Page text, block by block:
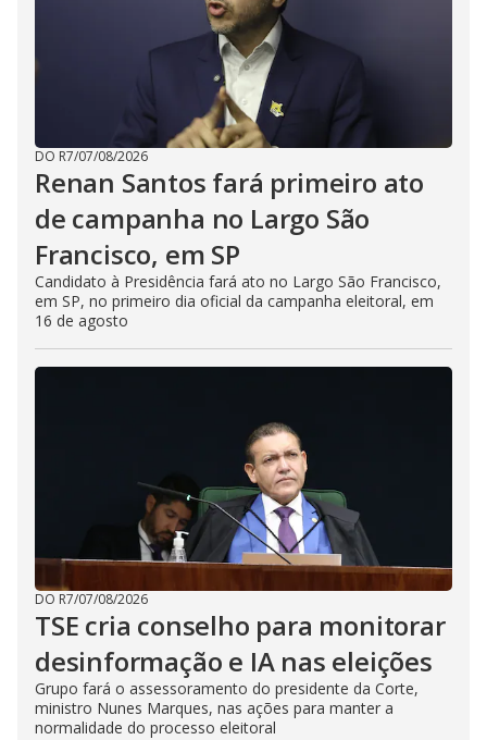
DO R7/07/08/2026
Renan Santos fará primeiro ato
de campanha no Largo São
Francisco, em SP
Candidato à Presidência fará ato no Largo São Francisco,
em SP, no primeiro dia oficial da campanha eleitoral, em
16 de agosto
DO R7/07/08/2026
TSE cria conselho para monitorar
desinformação e IA nas eleições
Grupo fará o assessoramento do presidente da Corte,
ministro Nunes Marques, nas ações para manter a
normalidade do processo eleitoral